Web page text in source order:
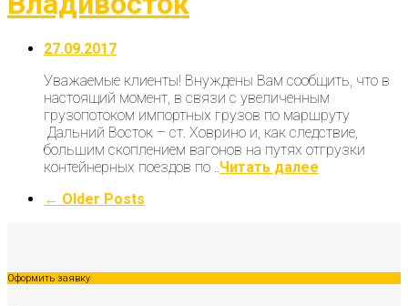
27.09.2017
Уважаемые клиенты! Внуждены Вам сообщить, что в
настоящий момент, в связи с увеличенным
грузопотоком импортных грузов по маршруту
Дальний Восток – ст. Ховрино и, как следствие,
большим скоплением вагонов на путях отгрузки
контейнерных поездов по ..Читать далее
← Older Posts
Оформить заявку